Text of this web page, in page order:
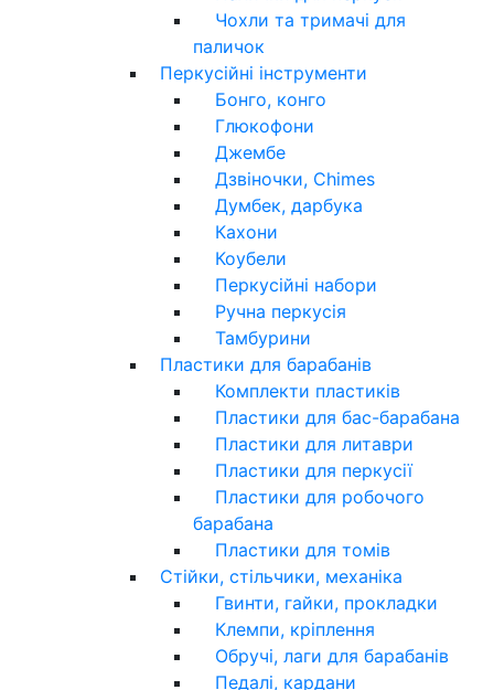
Чохли та тримачі для
паличок
Перкусійні інструменти
Бонго, конго
Глюкофони
Джембе
Дзвіночки, Chimes
Думбек, дарбука
Кахони
Коубели
Перкусійні набори
Ручна перкусія
Тамбурини
Пластики для барабанів
Комплекти пластиків
Пластики для бас-барабана
Пластики для литаври
Пластики для перкусії
Пластики для робочого
барабана
Пластики для томів
Стійки, стільчики, механіка
Гвинти, гайки, прокладки
Клемпи, кріплення
Обручі, лаги для барабанів
Педалі, кардани